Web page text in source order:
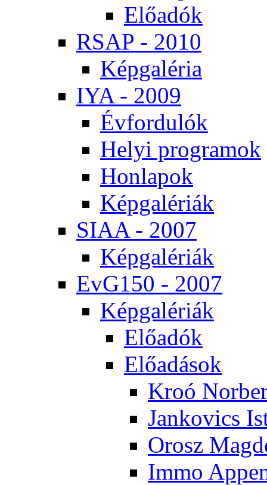
Elő­adók
RSAP - 2010
Kép­ga­lé­ria
IYA - 2009
Év­for­du­lók
He­lyi prog­ra­mok
Hon­la­pok
Kép­ga­lé­ri­ák
SI­AA - 2007
Kép­ga­lé­ri­ák
EvG150 - 2007
Kép­ga­lé­ri­ák
Elő­adók
Elő­adá­sok
Kroó
Jan­ko­vics
Orosz
Im­mo